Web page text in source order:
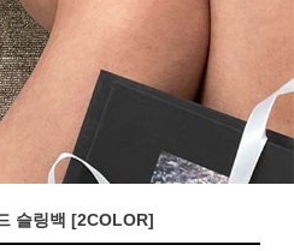
슬링백 [2COLOR]